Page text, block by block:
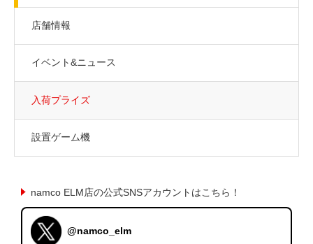
店舗情報
イベント&ニュース
入荷プライズ
設置ゲーム機
namco ELM店の公式SNSアカウントはこちら！
@namco_elm